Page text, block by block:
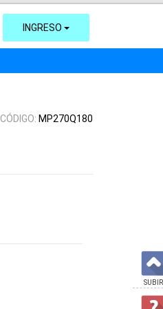
INGRESO
CÓDIGO: MP270Q180
SUBIR